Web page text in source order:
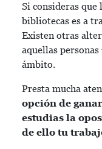
Si consideras
bibliotecas es a
Existen otras
aquellas
ámbito.
Presta mucha
opción de
estudias la
de ello tu